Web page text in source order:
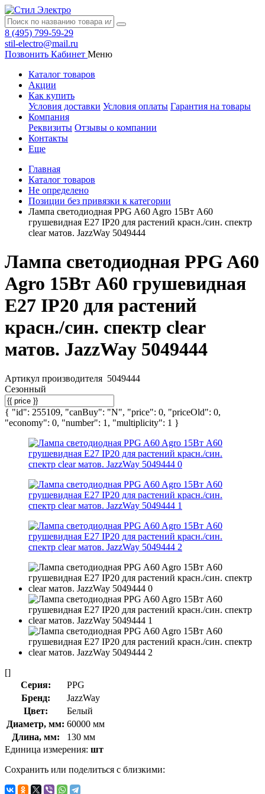
8 (495) 799-59-29
stil-electro@mail.ru
Позвонить Кабинет Меню
Каталог товаров
Акции
Как купить
Условия доставки Условия оплаты Гарантия на товары
Компания
Реквизиты Отзывы о компании
Контакты
Еще
Главная
Каталог товаров
Не определено
Позиции без привязки к категории
Лампа светодиодная PPG A60 Agro 15Вт А60
грушевидная E27 IP20 для растений красн./син. спектр
clear матов. JazzWay 5049444
Лампа светодиодная PPG A60
Agro 15Вт А60 грушевидная
E27 IP20 для растений
красн./син. спектр clear
матов. JazzWay 5049444
Артикул производителя 5049444
Сезонный
{ "id": 255109, "canBuy": "N", "price": 0, "priceOld": 0,
"economy": 0, "number": 1, "multiplicity": 1 }
[]
Серия:
PPG
Бренд:
JazzWay
Цвет:
Белый
Диаметр, мм: 60000 мм
Длина, мм:
130 мм
Единица измерения: шт
Сохранить или поделиться с близкими: